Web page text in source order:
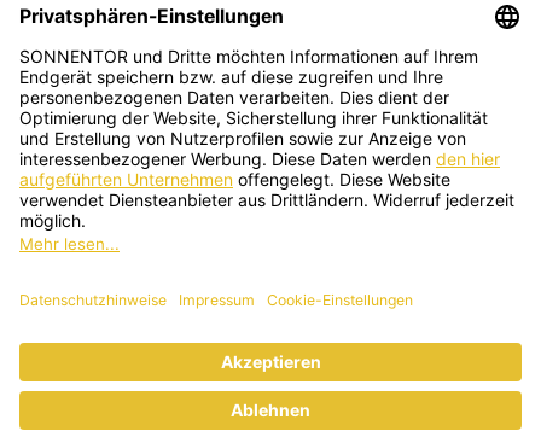
Deutsch
SONNENTOR Kräuterhandels GMBH
Sprögnitz 10, 3913 Sprögnitz, Österreich
deine Fragen